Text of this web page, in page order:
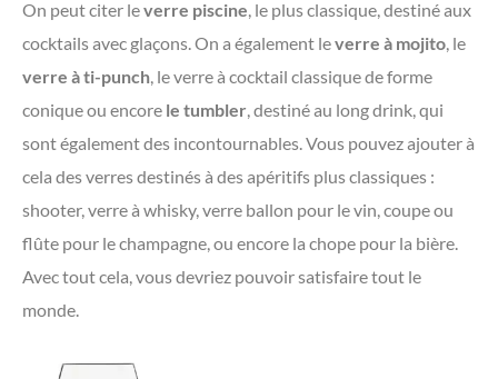
On peut citer leverre piscine, le plus classique, destiné aux
cocktails avec glaçons. On a également leverre à mojito, le
verre à ti-punch, le verre à cocktail classique de forme
conique ou encore le tumbler, destiné au long drink, qui
sont également des incontournables. Vous pouvez ajouter à
cela des verres destinés à des apéritifs plus classiques :
shooter, verre à whisky, verre ballon pour le vin, coupe ou
flûte pour le champagne, ou encore la chope pour la bière.
Avec tout cela, vous devriez pouvoir satisfaire tout le
monde.